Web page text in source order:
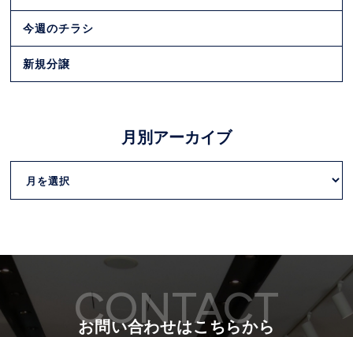
今週のチラシ
新規分譲
月別アーカイブ
CONTACT
お問い合わせはこちらから